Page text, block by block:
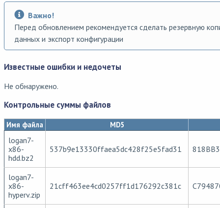
Важно!
Перед обновлением рекомендуется сделать резервную
данных и экспорт конфигурации
Известные ошибки и недочеты
Не обнаружено.
Контрольные суммы файлов
Имя файла MD5
logan7-
x86-
hdd.bz2
537b9e13330ffaea5dc428f25e5fad31
logan7-
x86-
hyperv.zip
21cff463ee4cd0257ff1d176292c381c